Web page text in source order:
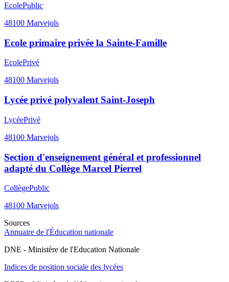
EcolePublic
48100 Marvejols
Ecole primaire privée la Sainte-Famille
EcolePrivé
48100 Marvejols
Lycée privé polyvalent Saint-Joseph
LycéePrivé
48100 Marvejols
Section d'enseignement général et professionnel
adapté du Collège Marcel Pierrel
CollègePublic
48100 Marvejols
Sources
Annuaire de l'Éducation nationale
DNE - Ministère de l'Education Nationale
Indices de position sociale des lycées